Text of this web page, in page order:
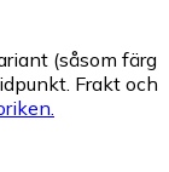
(såsom färg
Frakt och